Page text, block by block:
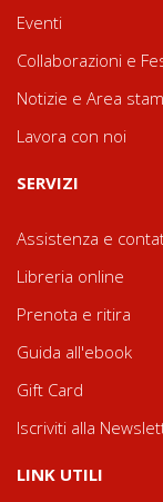
Eventi
Collaborazioni e
Notizie e Area
Lavora con noi
SERVIZI
Assistenza e
Libreria online
Prenota e ritira
Guida all'ebook
Gift Card
Iscriviti alla
LINK UTILI